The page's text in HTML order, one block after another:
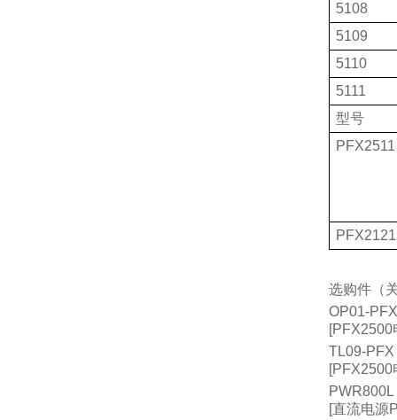
5108
5109
5110
5111
型号
PFX2511
PFX2121
选购件 （
OP01-
[PFX2500
TL09-PFX
[PFX2500
PWR800L
[直流电源